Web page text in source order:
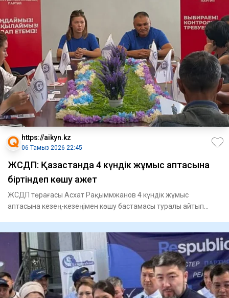
https://aikyn.kz
06 Тамыз 2026 22:45
ЖСДП: Қазақстанда 4 күндік жұмыс аптасына
біртіндеп көшу қажет
ЖСДП төрағасы Асхат Рақыммжанов 4 күндік жұмыс
аптасына кезең-кезеңімен көшу бастамасы туралы айтып